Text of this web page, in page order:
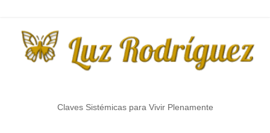
Claves Sistémicas para Vivir Plenamente